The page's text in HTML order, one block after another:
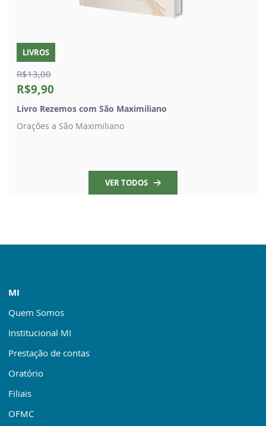
LIVROS
R$13,00
R$9,90
Livro Rezemos com São Maximiliano
Orações a São Maximiliano
VER TODOS
MI
Quem Somos
Institucional MI
Prestação de contas
Oratório
Filiais
OFMC